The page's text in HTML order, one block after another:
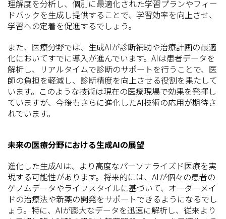
理解度を分析し、個別に最適化された学習プランやフィー
ドバックを生成し提供することで、学習効率を向上させ、
学習への定着を促進するでしょう。
また、医療分野では、生成AIが診断補助や治療計画の最適
化においてすでに導入が進んでいます。AIは患者データを
解析し、リアルタイムで診断のサポートを行うことで、医
師の負担を軽減し、診断精度を向上させる役割を果たして
います。このような技術は現在の医療現場で効果を発揮し
ていますが、今後もさらに進化したAI技術の応用が期待さ
れています。
未来の医療分野における生成AIの展望
進化した生成AIは、より高度なパーソナライズド医療を実
現する可能性があります。将来的には、AIが個々の患者の
ゲノムデータやライフスタイルに基づいて、オーダーメイ
ドの治療法や新薬の開発をサポートできるようになるでし
ょう。特に、AIが膨大なデータを迅速に解析し、従来より